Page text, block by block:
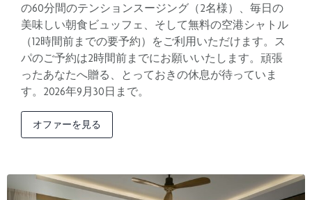
の60分間のテンションスージング（2名様）、毎日の
美味しい朝食ビュッフェ、そして無料の空港シャトル
（12時間前までの要予約）をご利用いただけます。ス
パのご予約は2時間前までにお願いいたします。頑張
ったあなたへ贈る、とっておきの休息が待っていま
す。2026年9月30日まで。
オファーを見る